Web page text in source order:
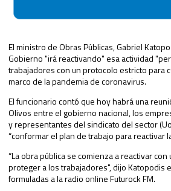
El ministro de Obras Públicas, Gabriel
Gobierno "irá reactivando" esa actividad
trabajadores con un protocolo estricto para
marco de la pandemia de coronavirus.
El funcionario contó que hoy habrá una
Olivos entre el gobierno nacional, los
y representantes del sindicato del sector
“conformar el plan de trabajo para reactivar
“La obra pública se comienza a reactivar
proteger a los trabajadores", dijo Katopodis
formuladas a la radio online Futurock FM.